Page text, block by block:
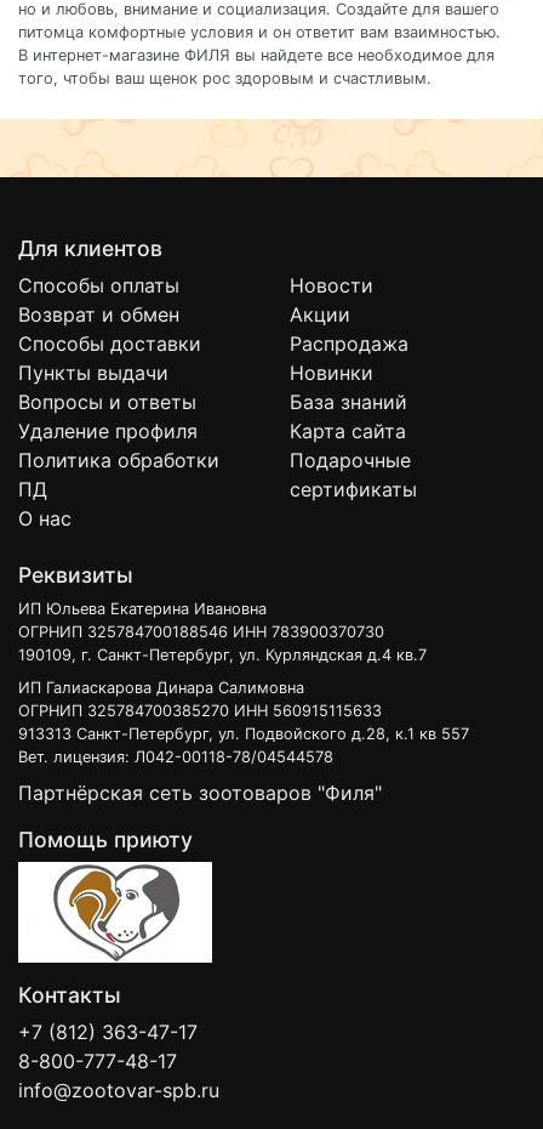
но и любовь, внимание и социализация. Создайте для вашего
питомца комфортные условия и он ответит вам взаимностью.
В интернет-магазине ФИЛЯ вы найдете все необходимое для
того, чтобы ваш щенок рос здоровым и счастливым.
Для клиентов
Способы оплаты
Возврат и обмен
Способы доставки
Пункты выдачи
Вопросы и ответы
Удаление профиля
Политика обработки
ПД
О нас
Новости
Акции
Распродажа
Новинки
База знаний
Карта сайта
Подарочные
сертификаты
Реквизиты
ИП Юльева Екатерина Ивановна
ОГРНИП 325784700188546 ИНН 783900370730
190109, г. Санкт-Петербург, ул. Курляндская д.4 кв.7
ИП Галиаскарова Динара Салимовна
ОГРНИП 325784700385270 ИНН 560915115633
913313 Санкт-Петербург, ул. Подвойского д.28, к.1 кв 557
Вет. лицензия: Л042-00118-78/04544578
Партнёрская сеть зоотоваров "Филя"
Помощь приюту
Контакты
+7 (812) 363-47-17
8-800-777-48-17
info@zootovar-spb.ru